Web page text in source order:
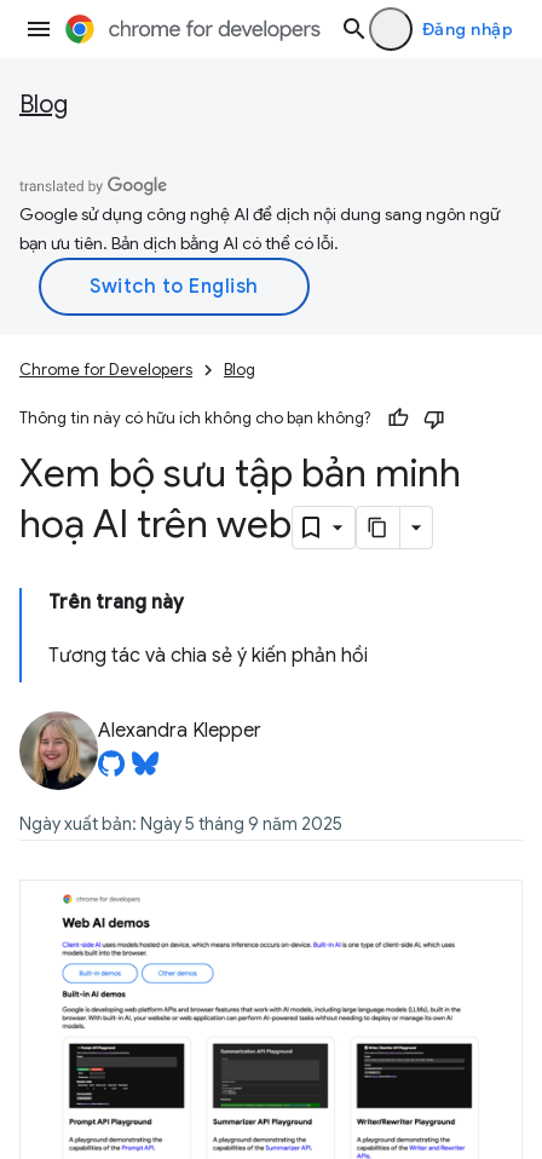
Đăng nhập
Blog
Google sử dụng công nghệ AI để dịch nội dung sang ngôn ngữ
bạn ưu tiên. Bản dịch bằng AI có thể có lỗi.
Chrome for Developers Blog
Thông tin này có hữu ích không cho bạn không?
Xem bộ sưu tập bản minh
hoạ AI trên web
Trên trang này
Tương tác và chia sẻ ý kiến phản hồi
Alexandra Klepper
Ngày xuất bản: Ngày 5 tháng 9 năm 2025